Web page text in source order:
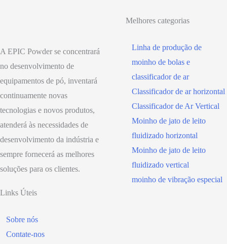
A EPIC Powder se concentrará
no desenvolvimento de
equipamentos de pó, inventará
continuamente novas
tecnologias e novos produtos,
atenderá às necessidades de
desenvolvimento da indústria e
sempre fornecerá as melhores
soluções para os clientes.
Melhores categorias
Linha de produção de
moinho de bolas e
classificador de ar
Classificador de ar horizontal
Classificador de Ar Vertical
Moinho de jato de leito
fluidizado horizontal
Moinho de jato de leito
fluidizado vertical
moinho de vibração especial
Links Úteis
Sobre nós
Contate-nos